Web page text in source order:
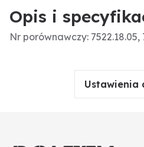
Opis i
Nr porównawczy: 7522.18.05,
Ustawienia